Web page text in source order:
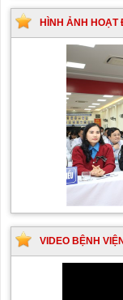
HÌNH ẢNH HOẠT
VIDEO BỆNH VIỆN